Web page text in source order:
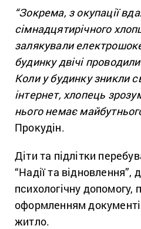
“Зокрема, з окупації
сімнадцятирічного
залякували
будинку двічі
Коли у будинку зникли
інтернет, хлопець
нього немає
Прокудін.
Діти та підлітки
“Надії та
психологічну допомогу,
оформленням
житло.